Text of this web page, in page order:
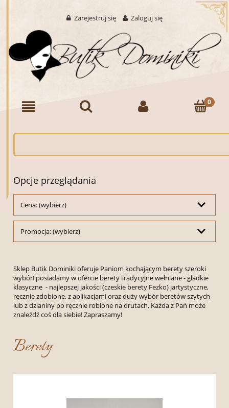
Zarejestruj się Zaloguj się
Opcje przeglądania
Cena: (wybierz)
Promocja: (wybierz)
Sklep Butik Dominiki oferuje Paniom kochającym berety szeroki
wybór! posiadamy w ofercie berety tradycyjne wełniane - gładkie
klasyczne - najlepszej jakości (czeskie berety Fezko) jartystyczne,
ręcznie zdobione, z aplikacjami oraz duży wybór beretów szytych
lub z dzianiny po ręcznie robione na drutach, Każda z Pań może
znaleźdź coś dla siebie! Zapraszamy!
Berety